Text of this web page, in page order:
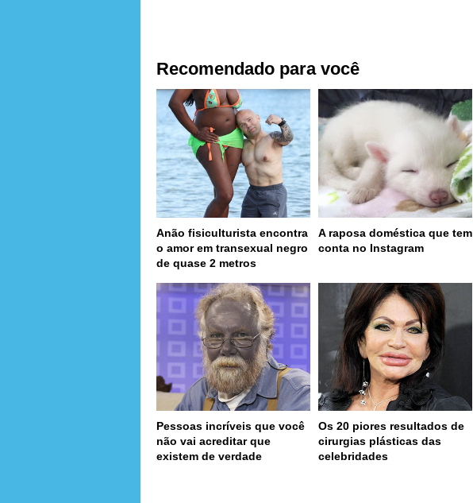
Recomendado para você
Anão fisiculturista encontra
o amor em transexual negro
de quase 2 metros
A raposa doméstica que tem
conta no Instagram
Pessoas incríveis que você
não vai acreditar que
existem de verdade
Os 20 piores resultados de
cirurgias plásticas das
celebridades